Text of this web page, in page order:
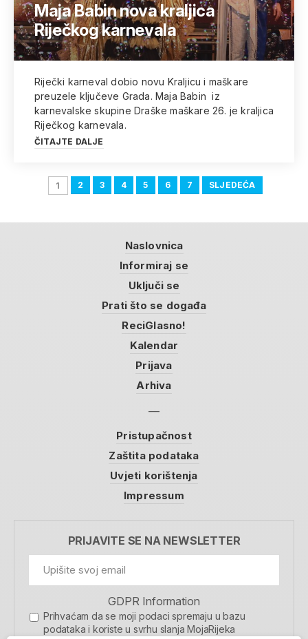
Maja Babin nova kraljica
Riječkog karnevala
Riječki karneval dobio novu Kraljicu i maškare
preuzele ključeve Grada. Maja Babin iz
karnevalske skupine Draške maškare 26. je kraljica
Riječkog karnevala.
ČITAJTE DALJE
1 2 3 4 5 6 7 SLJEDEĆA
Naslovnica
Informiraj se
Uključi se
Prati što se događa
ReciGlasno!
Kalendar
Prijava
Arhiva
Pristupačnost
Zaštita podataka
Uvjeti korištenja
Impressum
PRIJAVITE SE NA NEWSLETTER
GDPR Information
Prihvaćam da se moji podaci spremaju u bazu
podataka i koriste u svrhu slanja MojaRijeka